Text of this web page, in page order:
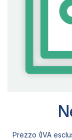
Prezzo (IVA